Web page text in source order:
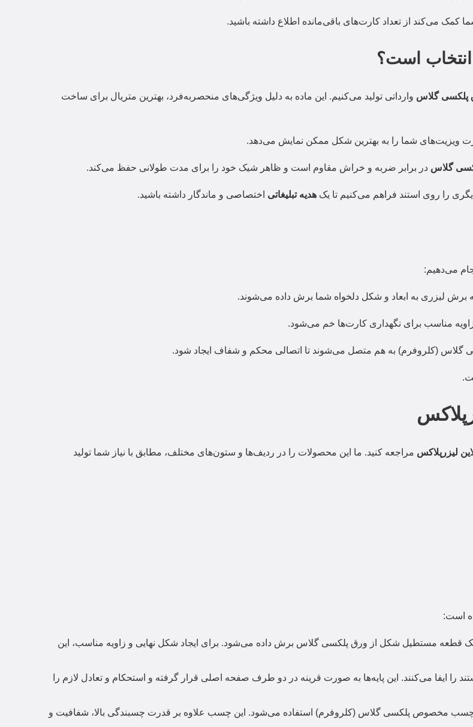
کمک می‌کند از تعداد کارت‌های باقی‌مانده اطلاع داشته باشید.
انتخاب است؟
پلکسی گلاس وارداتی تولید می‌کنیم. این ماده به دلیل ویژگی‌های منحصربه‌فرد، بهترین متریال برای ساخت
ویزیت‌های شما را به بهترین شکل ممکن نمایش می‌دهد.
گلاس در برابر ضربه و خراش مقاوم است و ظاهر شیک خود را برای مدت طولانی حفظ می‌کند.
را روی استند فراهم می‌کنیم تا یک هدیه تبلیغاتی اختصاصی و ماندگار داشته باشید.
می‌دهیم:
برش لیزری به ابعاد و شکل دلخواه شما برش داده می‌شوند.
مناسب برای نگهداری کارت‌ها خم می‌شود.
(کلروفرم) به هم متصل می‌شوند تا اتصالی محکم و شفاف ایجاد شود.
لیزرپلاکس مراجعه کنید. ما این محصولات را در ردیف‌ها و ستون‌های مختلف، مطابق با نیاز شما تولید
است:
یک قطعه مستطیل شکل از ورق پلکسی گلاس برش داده می‌شود. برای ایجاد شکل نهایی و زاویه مناسب، این
را ایفا می‌کنند. این پایه‌ها به صورت قرینه در دو طرف صفحه اصلی قرار گرفته و استحکام و تعادل لازم را
چسب مخصوص پلکسی گلاس (کلروفرم) استفاده می‌شود. این چسب علاوه بر قدرت چسبندگی بالا، شفافیت و